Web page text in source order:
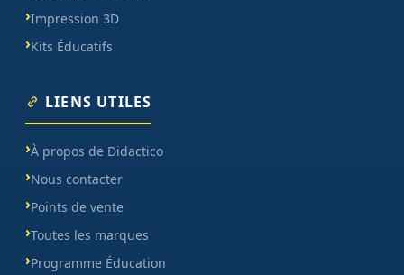
Impression 3D
Kits Éducatifs
LIENS UTILES
À propos de Didactico
Nous contacter
Points de vente
Toutes les marques
Programme Éducation